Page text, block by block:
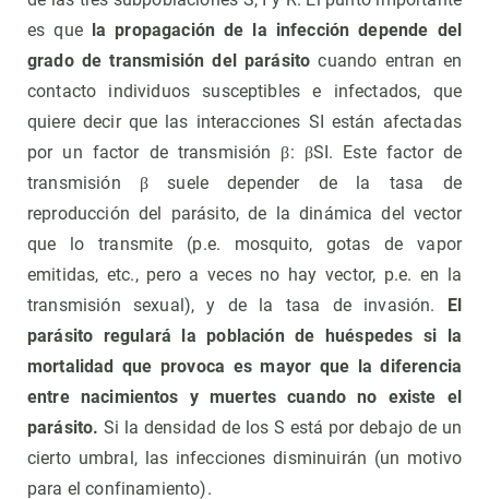
es quela propagación de la infección depende del
grado de transmisión del parásito cuando entran en
contacto individuos susceptibles e infectados, que
quiere decir que las interacciones SI están afectadas
por un factor de transmisión β: βSI. Este factor de
transmisión β suele depender de la tasa de
reproducción del parásito, de la dinámica del vector
que lo transmite (p.e. mosquito, gotas de vapor
emitidas, etc., pero a veces no hay vector, p.e. en la
transmisión sexual), y de la tasa de invasión. El
parásito regulará la población de huéspedes si la
mortalidad que provoca es mayor que la diferencia
entre nacimientos y muertes cuando no existe el
parásito. Si la densidad de los S está por debajo de un
cierto umbral, las infecciones disminuirán (un motivo
para el confinamiento).